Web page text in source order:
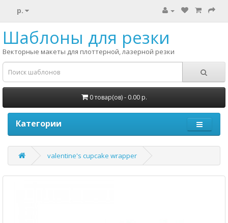
р.
Шаблоны для резки
Векторные макеты для плоттерной, лазерной резки
0 товар(ов) - 0.00 р.
Категории
valentine's cupcake wrapper